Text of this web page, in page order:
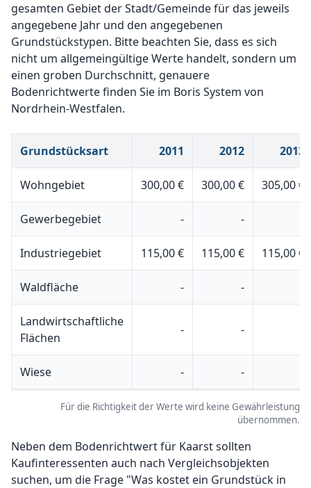
gesamten Gebiet der Stadt/Gemeinde für das jeweils
angegebene Jahr und den angegebenen
Grundstückstypen. Bitte beachten Sie, dass es sich
nicht um allgemeingültige Werte handelt, sondern um
einen groben Durchschnitt, genauere
Bodenrichtwerte finden Sie im Boris System von
Nordrhein-Westfalen.
Grundstücksart 2011 2012 2013
Wohngebiet 300,00 € 300,00 € 305,00 €
Gewerbegebiet - -
Industriegebiet 115,00 € 115,00 € 115,00 €
Waldfläche - -
Landwirtschaftliche
Flächen
- -
Wiese - -
Für die Richtigkeit der Werte wird keine Gewährleistung
übernommen.
Neben dem Bodenrichtwert für Kaarst sollten
Kaufinteressenten auch nach Vergleichsobjekten
suchen, um die Frage "Was kostet ein Grundstück in